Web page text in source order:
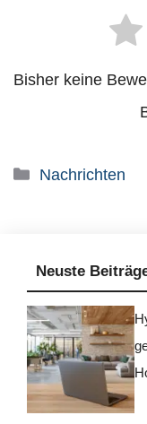
Bisher keine
Kategorien
Nachrichten
Neuste